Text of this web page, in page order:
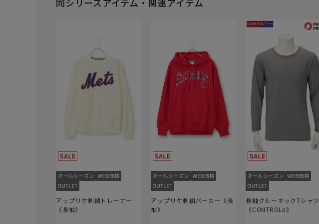
アップリケ刺繍トレーナー
《長袖》
アップリケ刺繍パーカー《長
袖》
長袖クルーネックTシャツ
《CONTROLα》